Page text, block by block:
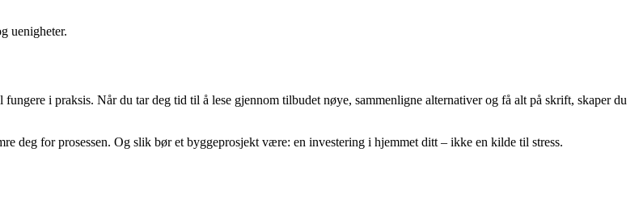
uenigheter.
i praksis. Når du tar deg tid til å lese gjennom tilbudet nøye, sammenligne alternativer og få alt på skrift, skaper du
deg for prosessen. Og slik bør et byggeprosjekt være: en investering i hjemmet ditt – ikke en kilde til stress.